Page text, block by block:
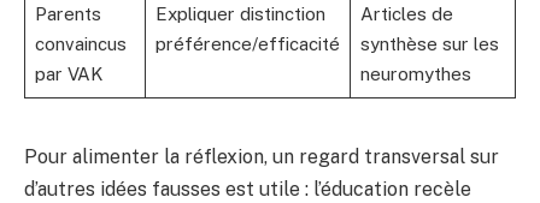
Parents
convaincus
par VAK
Expliquer distinction
préférence/efficacité
Articles de
synthèse sur les
neuromythes
Pour alimenter la réflexion, un regard transversal sur
d’autres idées fausses est utile : l’éducation recèle